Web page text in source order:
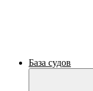
База судов